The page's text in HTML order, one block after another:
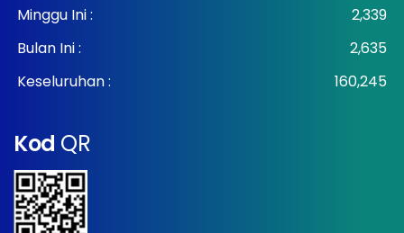
Minggu Ini :
2,339
Bulan Ini :
2,635
Keseluruhan :
160,245
Kod QR